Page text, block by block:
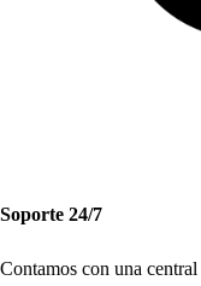
Soporte 24/7
Contamos con una central